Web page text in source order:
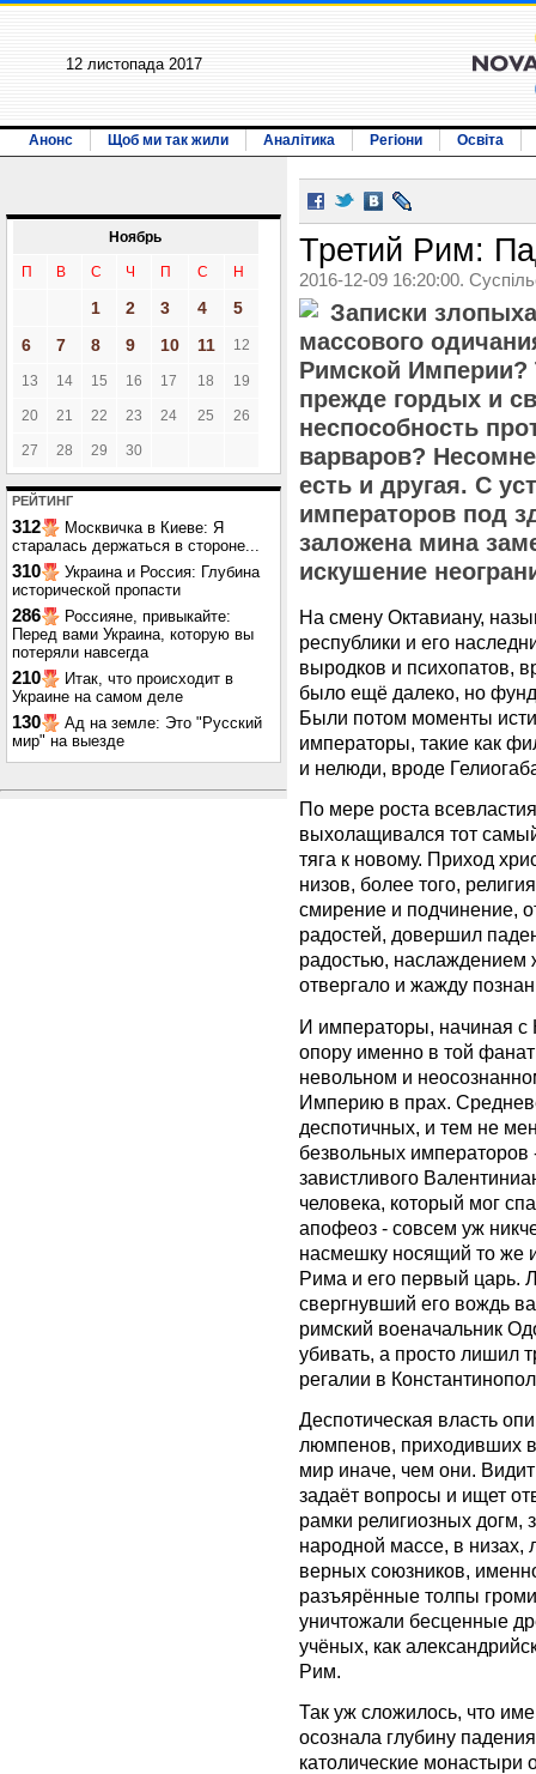
12 листопада 2017
Анонс Щоб ми так жили Аналітика Регіони Освіта
Ноябрь
П В С Ч П С Н
1 2 3 4
5
6
7 8 9 10 11 12
13 14 15 16 17 18 19
20 21 22 23 24 25 26
27 28 29 30
РЕЙТИНГ
312
Москвичка в Киеве: Я
старалась держаться в стороне...
310
Украина и Россия: Глубина
исторической пропасти
286
Россияне, привыкайте:
Перед вами Украина, которую вы
потеряли навсегда
210
Итак, что происходит в
Украине на самом деле
130
Ад на земле: Это "Русский
мир" на выезде
Третий Рим:
2016-12-09 16:20:00.
Записки
массового
Римской
прежде гордых и
неспособность
варваров?
есть и другая. С
императоров под
заложена мина
искушение
На смену Октавиану,
республики и его
выродков и психопатов,
было ещё далеко, но
Были потом моменты
императоры, такие как
и нелюди, вроде
По мере роста
выхолащивался тот
тяга к новому. Приход
низов, более того,
смирение и подчинение,
радостей, довершил
радостью, наслаждением
отвергало и жажду
И императоры, начиная с
опору именно в той
невольном и
Империю в прах.
деспотичных, и тем не
безвольных императоров
завистливого
человека, который мог
апофеоз - совсем уж
насмешку носящий то же
Рима и его первый царь.
свергнувший его вождь
римский военачальник
убивать, а просто лишил
регалии в
Деспотическая власть
люмпенов, приходивших в
мир иначе, чем они.
задаёт вопросы и ищет
рамки религиозных
народной массе, в низах,
верных союзников,
разъярённые толпы
уничтожали бесценные
учёных, как
Рим.
Так уж сложилось, что
осознала глубину
католические монастыри